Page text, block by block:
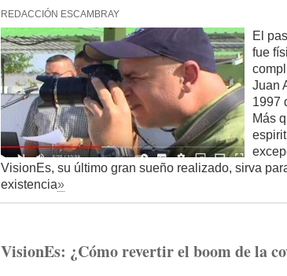
REDACCIÓN ESCAMBRAY
El
fue
Juan
1997
Más
VisionEs, su último gran sueño realizado, sirva
existencia»
VisionEs: ¿Cómo revertir el boom de la